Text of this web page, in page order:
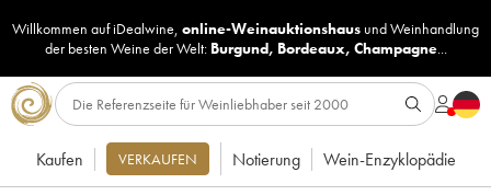
Willkommen auf iDealwine, online-Weinauktionshaus undWeinhandlung
der besten Weine der Welt: Burgund, Bordeaux, Champagne...
Kaufen VERKAUFEN Notierung Wein-Enzyklopädie